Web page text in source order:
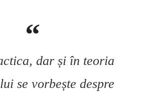
dar și în teoria
se vorbește despre